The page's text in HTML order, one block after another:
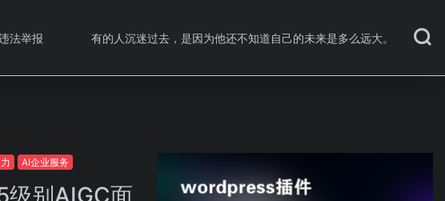
法举报 有的人沉迷过去，是因为他还不知道自己的未来是多么远大。
AI企业服务
级别AIGC面